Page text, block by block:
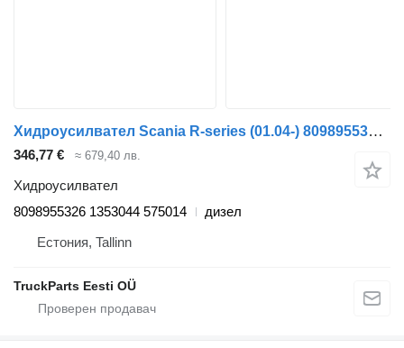
Хидроусилвател Scania R-series (01.04-) 8098955326 за влекач Scania P,G,R,T-series (2004-2017)
346,77 € ≈ 679,40 лв.
Хидроусилвател
8098955326 1353044 575014
дизел
Естония, Tallinn
TruckParts Eesti OÜ